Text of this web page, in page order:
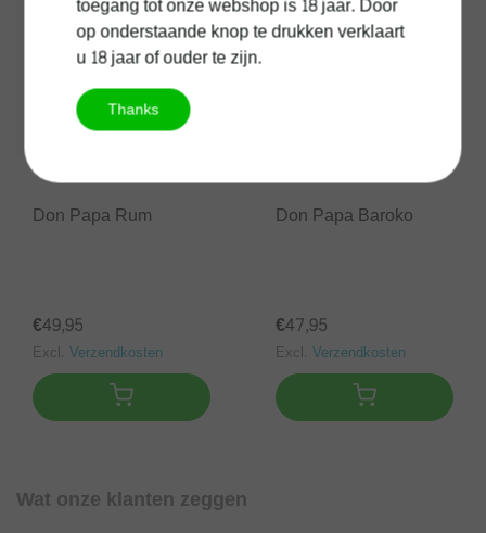
Don Papa Rum
€49,95
Excl. Verzendkosten
Don Papa Baroko
€47,95
Excl. Verzendkosten
Wat onze klanten zeggen
op onderstaande knop te drukken verklaart
u 18 jaar of ouder te zijn.
Thanks